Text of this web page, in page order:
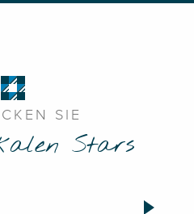
SIE
Stars